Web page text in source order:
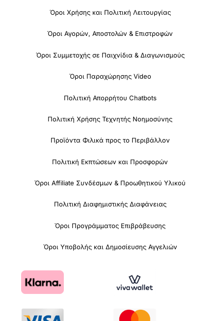
Όροι Χρήσης και Πολιτική Λειτουργίας
Όροι Αγορών, Αποστολών & Επιστροφών
Όροι Συμμετοχής σε Παιχνίδια & Διαγωνισμούς
Όροι Παραχώρησης Video
Πολιτική Απορρήτου Chatbots
Πολιτική Χρήσης Τεχνητής Νοημοσύνης
Προϊόντα Φιλικά προς το Περιβάλλον
Πολιτική Εκπτώσεων και Προσφορών
Όροι Affiliate Συνδέσμων & Προωθητικού Υλικού
Πολιτική Διαφημιστικής Διαφάνειας
Όροι Προγράμματος Επιβράβευσης
Όροι Υποβολής και Δημοσίευσης Αγγελιών